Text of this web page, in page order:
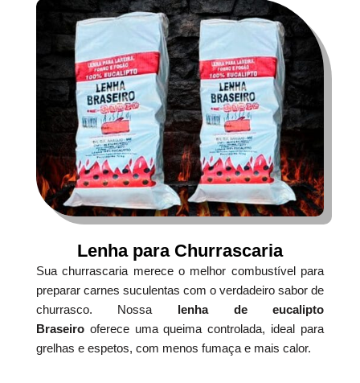
Lenha para Churrascaria
Sua churrascaria merece o melhor combustível para
preparar carnes suculentas com o verdadeiro sabor de
churrasco. Nossa lenha de eucalipto
Braseirooferece uma queima controlada, ideal para
grelhas e espetos, com menos fumaça e mais calor.